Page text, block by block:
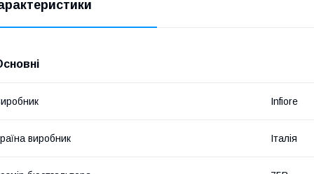
Infiore
виробник Італія